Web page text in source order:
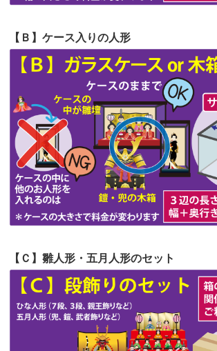
第56回人形供養祭 令和4年10月19日(
第55回人形供養祭令和4年9月8日(木)
第54回人形供養祭令和4年8月1日(
第53回人形供養祭令和4年7月1日(
第52回人形供養祭令和4年5月17日(
第51回人形供養祭令和4年4月18日(
第50回人形供養祭令和4年3月15日(
第49回人形供養祭令和4年1月17日(
第48回人形供養祭令和3年12月3日(
第47回人形供養祭 令和3年10月11
第46回人形供養祭 令和3年9月13日(
【Ｂ】ケース入りの人形
【Ｃ】雛人形・五月人形のセット